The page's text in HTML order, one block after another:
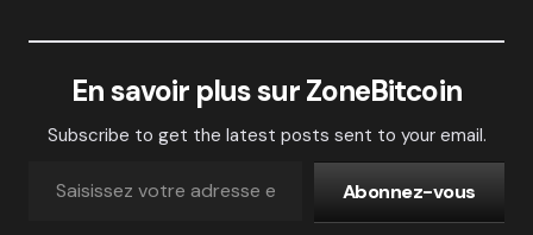
En savoir plus sur ZoneBitcoin
Subscribe to get the latest posts sent to your email.
Abonnez-vous